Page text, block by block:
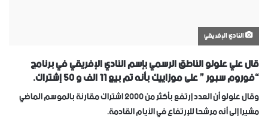
النادي الإفريقي
قال علي علولو الناطق الرسمي بإسم النادي الإفريقي في برنامج
“فوروم سبور ” على موزاييك بأنه تم بيع 11 الف و 50 إشتراك.
وقال علولو أن العدد إرتفع بأكثر من 2000 اشتراك مقارنة بالموسم الماضي
مشيرا إلى أنه مرشحا للإرتفاع في الأيام القادمة.